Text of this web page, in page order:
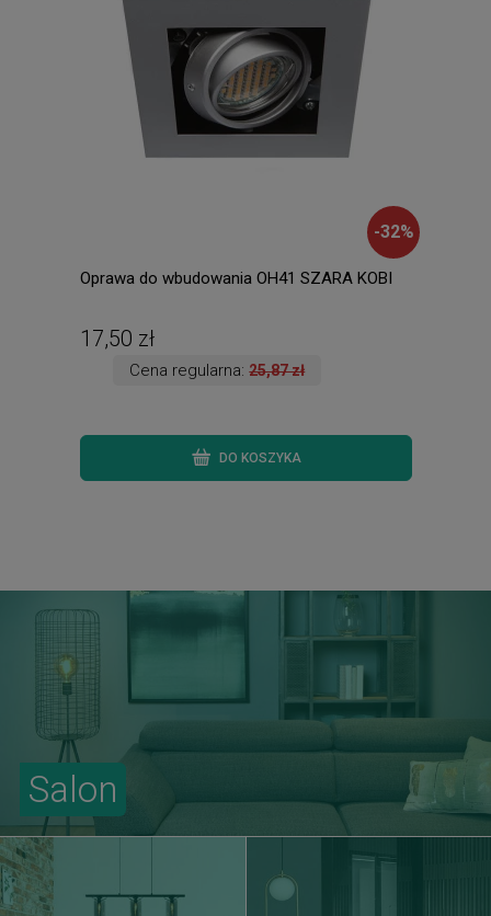
-32%
Oprawa do wbudowania OH41 SZARA KOBI
17,50 zł
Cena regularna:25,87 zł
DO KOSZYKA
Salon